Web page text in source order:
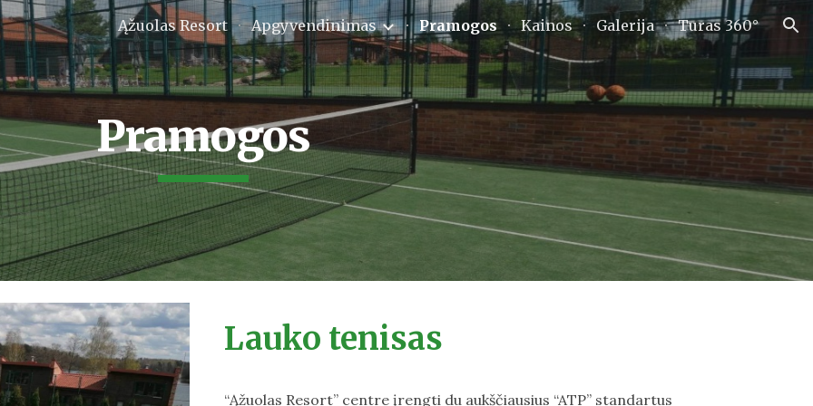
to main content Skip to navigation
Ąžuolas Resort Apgyvendinimas Pramogos Kainos Galerija Turas 360°
Pramogos
Lauko tenisas
“Ąžuolas Resort” centre įrengti du aukščiausius “ATP” standartus